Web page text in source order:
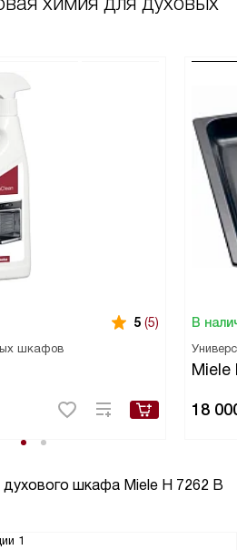
5 (5)
шкафов
В
Miele
18
духового шкафа Miele H 7262 B
1